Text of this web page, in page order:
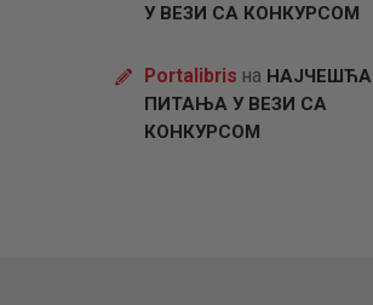
У ВЕЗИ СА КОНКУРСОМ
Portalibris на НАЈЧЕШЋА
ПИТАЊА У ВЕЗИ СА
КОНКУРСОМ